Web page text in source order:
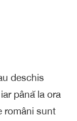
deschis
până la ora
români sunt